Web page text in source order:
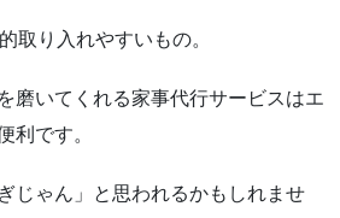
取り入れやすいもの。
磨いてくれる家事代行サービスはエ
利です。
じゃん」と思われるかもしれませ